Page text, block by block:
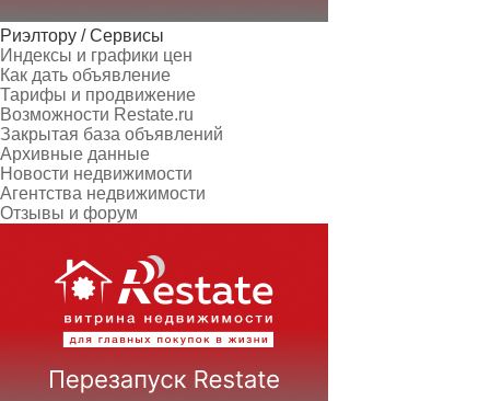
Риэлтору / Сервисы
Индексы и графики цен
Как дать объявление
Тарифы и продвижение
Возможности Restate.ru
Закрытая база объявлений
Архивные данные
Новости недвижимости
Агентства недвижимости
Отзывы и форум